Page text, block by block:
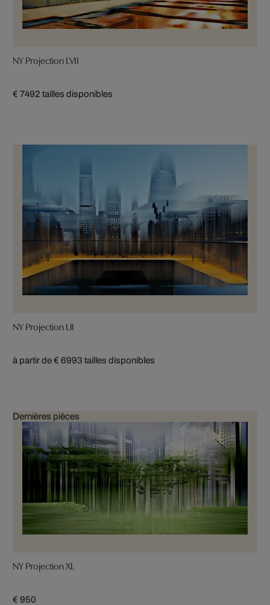
NY Projection LVII
€ 7492 tailles disponibles
NY Projection LII
à partir de € 6993 tailles disponibles
Dernières pièces
NY Projection XL
€ 950